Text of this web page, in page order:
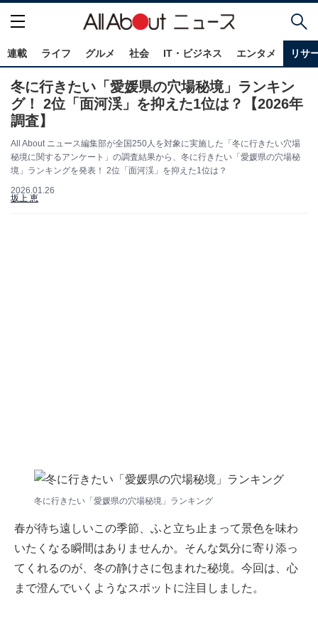
連載 ライフ グルメ 社会 IT・ビジネス エンタメ リサ
冬に行きたい「愛媛県の穴場秘境」ランキン
グ！ 2位「面河渓」を抑えた1位は？【2026年
調査】
All About ニュース編集部が全国250人を対象に実施した「冬に行きたい穴場
秘境に関するアンケート」の調査結果から、冬に行きたい「愛媛県の穴場秘
境」ランキングを発表！ 2位「面河渓」を抑えた1位は？
2026.01.26
坂上 恵
冬に行きたい「愛媛県の穴場秘境」ランキング
春が待ち遠しいこの季節、ふと立ち止まって景色を味わ
いたくなる瞬間はありませんか。そんな気分に寄り添っ
てくれるのが、冬の静けさに包まれた秘境。今回は、心
まで澄んでいくようなスポットに注目しました。